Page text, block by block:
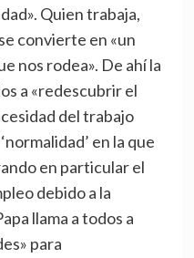
Quien trabaja,
convierte en «un
nos rodea». De ahí la
a «redescubrir el
del trabajo
en la que
en particular el
debido a la
llama a todos a
para